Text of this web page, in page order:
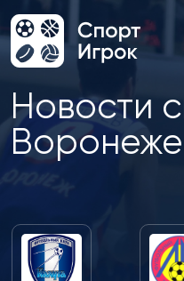
Новости
Воронеже